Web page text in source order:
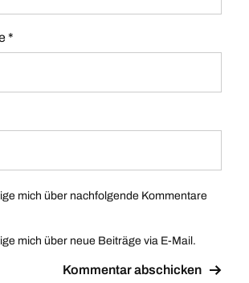
*
mich über nachfolgende Kommentare
mich über neue Beiträge via E-Mail.